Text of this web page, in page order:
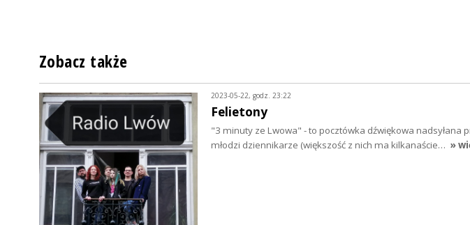
Zobacz także
2023-05-22, godz. 23:22
Felietony
"3 minuty ze Lwowa" - to pocztówka dźwiękowa nadsyłana
młodzi dziennikarze (większość z nich ma kilkanaście… »